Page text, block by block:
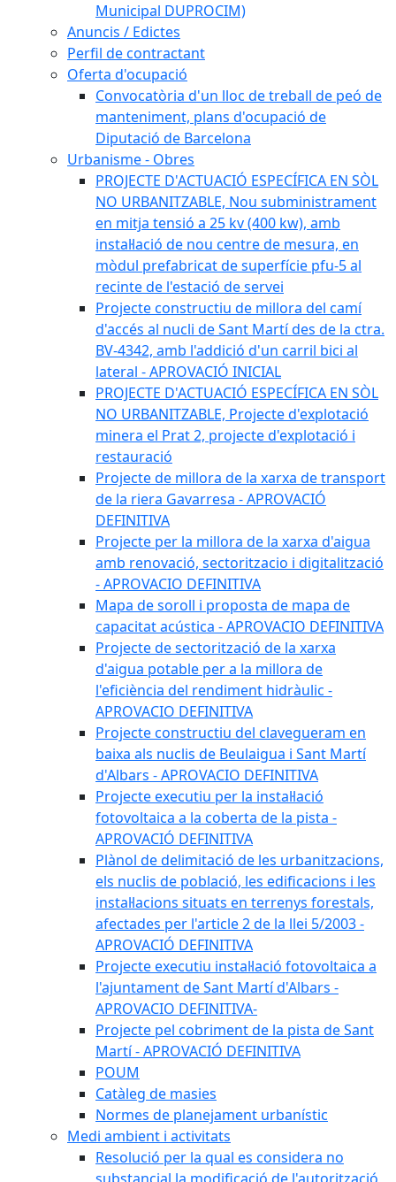
Municipal DUPROCIM)
Anuncis / Edictes
Perfil de contractant
Oferta d'ocupació
Convocatòria d'un lloc de treball de peó de
manteniment, plans d'ocupació de
Diputació de Barcelona
Urbanisme - Obres
PROJECTE D'ACTUACIÓ ESPECÍFICA EN SÒL
NO URBANITZABLE, Nou subministrament
en mitja tensió a 25 kv (400 kw), amb
instal·lació de nou centre de mesura, en
mòdul prefabricat de superfície pfu-5 al
recinte de l'estació de servei
Projecte constructiu de millora del camí
d'accés al nucli de Sant Martí des de la ctra.
BV-4342, amb l'addició d'un carril bici al
lateral - APROVACIÓ INICIAL
PROJECTE D'ACTUACIÓ ESPECÍFICA EN SÒL
NO URBANITZABLE, Projecte d'explotació
minera el Prat 2, projecte d'explotació i
restauració
Projecte de millora de la xarxa de transport
de la riera Gavarresa - APROVACIÓ
DEFINITIVA
Projecte per la millora de la xarxa d'aigua
amb renovació, sectoritzacio i digitalització
- APROVACIO DEFINITIVA
Mapa de soroll i proposta de mapa de
capacitat acústica - APROVACIO DEFINITIVA
Projecte de sectorització de la xarxa
d'aigua potable per a la millora de
l'eficiència del rendiment hidràulic -
APROVACIO DEFINITIVA
Projecte constructiu del clavegueram en
baixa als nuclis de Beulaigua i Sant Martí
d'Albars - APROVACIO DEFINITIVA
Projecte executiu per la instal·lació
fotovoltaica a la coberta de la pista -
APROVACIÓ DEFINITIVA
Plànol de delimitació de les urbanitzacions,
els nuclis de població, les edificacions i les
instal·lacions situats en terrenys forestals,
afectades per l'article 2 de la llei 5/2003 -
APROVACIÓ DEFINITIVA
Projecte executiu instal·lació fotovoltaica a
l'ajuntament de Sant Martí d'Albars -
APROVACIO DEFINITIVA-
Projecte pel cobriment de la pista de Sant
Martí - APROVACIÓ DEFINITIVA
POUM
Catàleg de masies
Normes de planejament urbanístic
Medi ambient i activitats
Resolució per la qual es considera no